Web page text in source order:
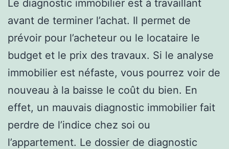
Le diagnostic immobilier est à travaillant
avant de terminer l’achat. Il permet de
prévoir pour l’acheteur ou le locataire le
budget et le prix des travaux. Si le analyse
immobilier est néfaste, vous pourrez voir de
nouveau à la baisse le coût du bien. En
effet, un mauvais diagnostic immobilier fait
perdre de l’indice chez soi ou
l’appartement. Le dossier de diagnostic